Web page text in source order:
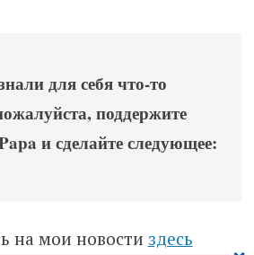
для себя что-то
поддержите
и сделайте следующее:
на мои новости здесь